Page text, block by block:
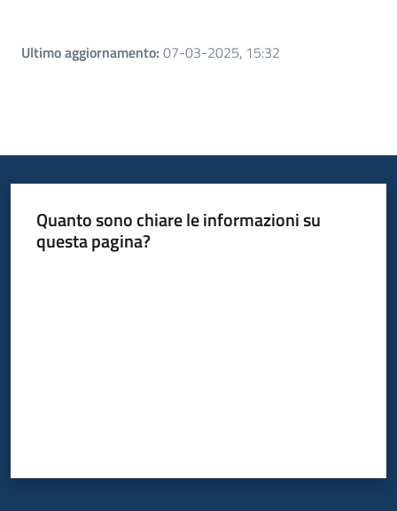
Ultimo aggiornamento: 07-03-2025, 15:32
Quanto sono chiare le informazioni su
questa pagina?